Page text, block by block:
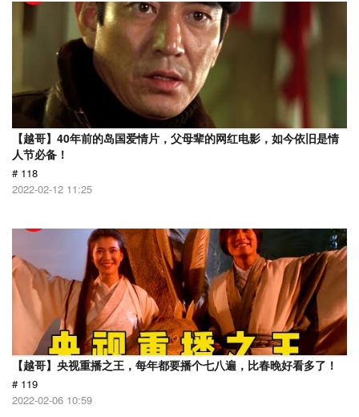
【越哥】40年前的岛国爱情片，父母辈的网红电影，如今依旧是情
人节必备！
# 118
2022-02-12 11:25
【越哥】央视重播之王，每年都要播个七八遍，比春晚好看多了！
# 119
2022-02-06 10:59